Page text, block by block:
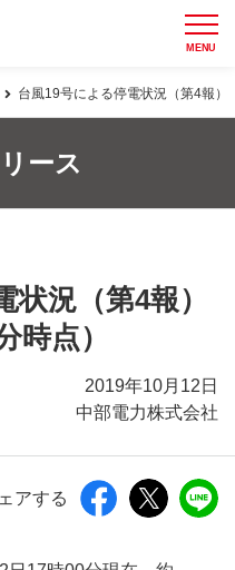
MENU
台風19号による停電状況（第4報
ース
況（第4報）
時点）
2019年10月12日
中部電力株式会社
アする